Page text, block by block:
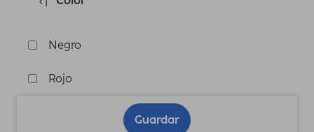
Negro
Rojo
Guardar